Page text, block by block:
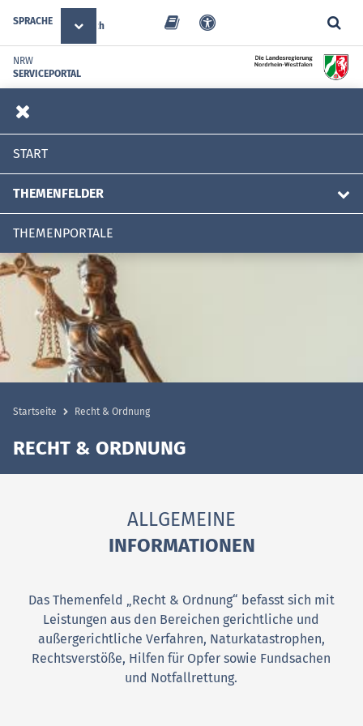
SPRACHE Deutsch
NRW
SERVICEPORTAL
START
THEMENFELDER
THEMENPORTALE
Startseite Recht & Ordnung
RECHT & ORDNUNG
ALLGEMEINE
INFORMATIONEN
Das Themenfeld „Recht & Ordnung“ befasst sich mit
Leistungen aus den Bereichen gerichtliche und
außergerichtliche Verfahren, Naturkatastrophen,
Rechtsverstöße, Hilfen für Opfer sowie Fundsachen
und Notfallrettung.